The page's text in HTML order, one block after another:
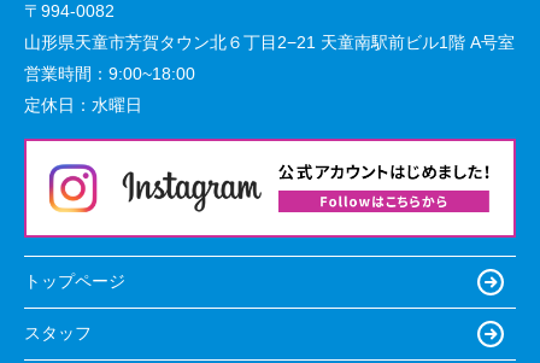
〒994-0082
山形県天童市芳賀タウン北６丁目2−21 天童南駅前ビル1階 A号室
営業時間： 9:00~18:00
定休日： 水曜日
トップページ
スタッフ